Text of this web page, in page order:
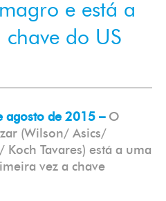
e está a
do US
agosto de 2015 –O
(Wilson/ Asics/
Tavares) está a uma
vez a chave